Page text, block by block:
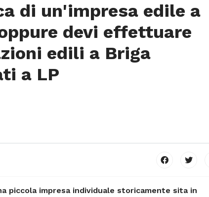
di un'impresa edile a
devi effettuare
edili a Briga
a LP
piccola impresa individuale storicamente sita in